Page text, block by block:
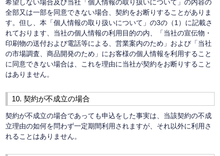
希望しない場合及び当社「個人情報の取り扱いについて」の内容の
全部又は一部を同意できない場合、契約をお断りすることがありま
す。但し、本「個人情報の取り扱いについて」の3の（1）に記載さ
れております、当社の個人情報の利用目的の内、「当社の宣伝物・
印刷物の送付および電話等による、営業案内のため」および「当社
の市場調査、商品開発のため」にお客様の個人情報を利用すること
に同意できない場合は、これを理由に当社が契約をお断りすること
はありません。
10. 契約が不成立の場合
契約が不成立の場合であっても申込をした事実は、当該契約の不成
立理由の如何を問わず一定期間利用されますが、それ以外に利用さ
れることはありません。